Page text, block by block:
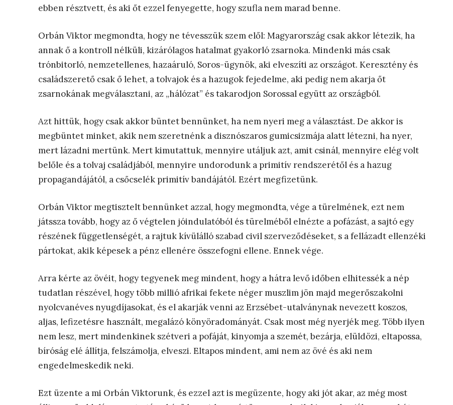
ebben résztvett, és aki őt ezzel fenyegette, hogy szufla nem marad benne.
Orbán Viktor megmondta, hogy ne tévesszük szem elől: Magyarország csak akkor létezik, ha
annak ő a kontroll nélküli, kizárólagos hatalmat gyakorló zsarnoka. Mindenki más csak
trónbitorló, nemzetellenes, hazaáruló, Soros-ügynök, aki elveszíti az országot. Keresztény és
családszerető csak ő lehet, a tolvajok és a hazugok fejedelme, aki pedig nem akarja őt
zsarnokának megválasztani, az „hálózat” és takarodjon Sorossal együtt az országból.
Azt hittük, hogy csak akkor büntet bennünket, ha nem nyeri meg a választást. De akkor is
megbüntet minket, akik nem szeretnénk a disznószaros gumicsizmája alatt létezni, ha nyer,
mert lázadni mertünk. Mert kimutattuk, mennyire utáljuk azt, amit csinál, mennyire elég volt
belőle és a tolvaj családjából, mennyire undorodunk a primitív rendszerétől és a hazug
propagandájától, a csőcselék primitív bandájától. Ezért megfizetünk.
Orbán Viktor megtisztelt bennünket azzal, hogy megmondta, vége a türelmének, ezt nem
játssza tovább, hogy az ő végtelen jóindulatóból és türelméből elnézte a pofázást, a sajtó egy
részének függetlenségét, a rajtuk kívülálló szabad civil szerveződéseket, s a fellázadt ellenzéki
pártokat, akik képesek a pénz ellenére összefogni ellene. Ennek vége.
Arra kérte az övéit, hogy tegyenek meg mindent, hogy a hátra levő időben elhitessék a nép
tudatlan részével, hogy több millió afrikai fekete néger muszlim jön majd megerőszakolni
nyolcvanéves nyugdíjasokat, és el akarják venni az Erzsébet-utalványnak nevezett koszos,
aljas, lefizetésre használt, megalázó könyöradományát. Csak most még nyerjék meg. Több ilyen
nem lesz, mert mindenkinek szétveri a pofáját, kinyomja a szemét, bezárja, elüldözi, eltapossa,
bíróság elé állítja, felszámolja, elveszi. Eltapos mindent, ami nem az övé és aki nem
engedelmeskedik neki.
Ezt üzente a mi Orbán Viktorunk, és ezzel azt is megüzente, hogy aki jót akar, az még most